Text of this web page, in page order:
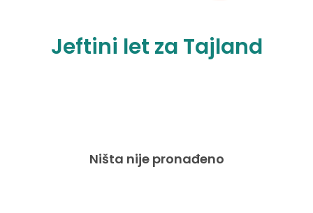
Jeftini let za Tajland
Ništa nije pronađeno